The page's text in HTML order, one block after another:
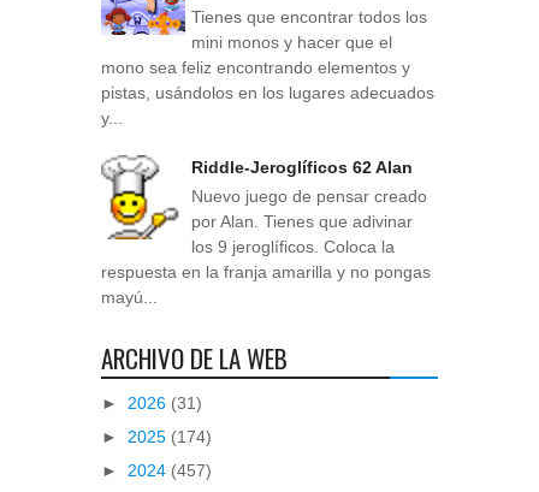
Tienes que encontrar todos los
mini monos y hacer que el
mono sea feliz encontrando elementos y
pistas, usándolos en los lugares adecuados
y...
Riddle-Jeroglíficos 62 Alan
Nuevo juego de pensar creado
por Alan. Tienes que adivinar
los 9 jeroglíficos. Coloca la
respuesta en la franja amarilla y no pongas
mayú...
ARCHIVO DE LA WEB
► 2026 (31)
► 2025 (174)
► 2024 (457)